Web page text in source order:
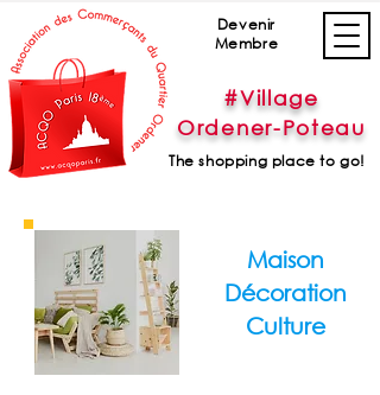
#Village
Ordener-Poteau
The shopping place to go!
Devenir
Membre
Maison
Décoration
Culture